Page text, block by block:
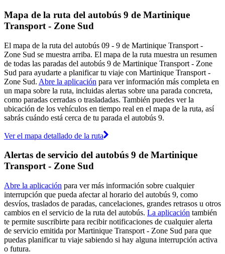
Mapa de la ruta del autobús 9 de Martinique
Transport - Zone Sud
El mapa de la ruta del autobús 09 - 9 de Martinique Transport -
Zone Sud se muestra arriba. El mapa de la ruta muestra un resumen
de todas las paradas del autobús 9 de Martinique Transport - Zone
Sud para ayudarte a planificar tu viaje con Martinique Transport -
Zone Sud. Abre la aplicación para ver información más completa en
un mapa sobre la ruta, incluidas alertas sobre una parada concreta,
como paradas cerradas o trasladadas. También puedes ver la
ubicación de los vehículos en tiempo real en el mapa de la ruta, así
sabrás cuándo está cerca de tu parada el autobús 9.
Ver el mapa detallado de la ruta
Alertas de servicio del autobús 9 de Martinique
Transport - Zone Sud
Abre la aplicación para ver más información sobre cualquier
interrupción que pueda afectar al horario del autobús 9, como
desvíos, traslados de paradas, cancelaciones, grandes retrasos u otros
cambios en el servicio de la ruta del autobús. La aplicación también
te permite suscribirte para recibir notificaciones de cualquier alerta
de servicio emitida por Martinique Transport - Zone Sud para que
puedas planificar tu viaje sabiendo si hay alguna interrupción activa
o futura.